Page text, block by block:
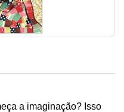
a imaginação? Isso